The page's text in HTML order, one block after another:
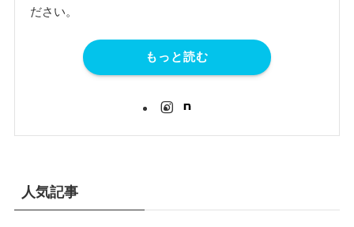
ださい。
もっと読む
人気記事